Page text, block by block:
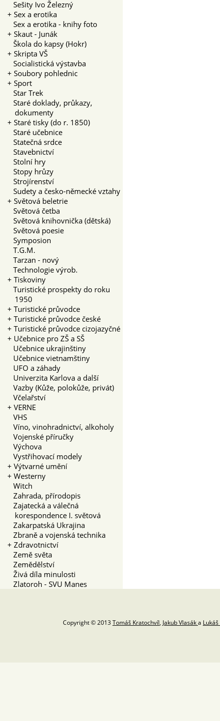
Sešity Ivo Železný
+ Sex a erotika
Sex a erotika - knihy foto
+ Skaut - Junák
Škola do kapsy (Hokr)
+ Skripta VŠ
Socialistická výstavba
+ Soubory pohlednic
+ Sport
Star Trek
Staré doklady, průkazy,
dokumenty
+ Staré tisky (do r. 1850)
Staré učebnice
Statečná srdce
Stavebnictví
Stolní hry
Stopy hrůzy
Strojírenství
Sudety a česko-německé vztahy
+ Světová beletrie
Světová četba
Světová knihovnička (dětská)
Světová poesie
Symposion
T.G.M.
Tarzan - nový
Technologie výrob.
+ Tiskoviny
Turistické prospekty do roku
1950
+ Turistické průvodce
+ Turistické průvodce české
+ Turistické průvodce cizojazyčné
+ Učebnice pro ZŠ a SŠ
Učebnice ukrajinštiny
Učebnice vietnamštiny
UFO a záhady
Univerzita Karlova a další
Vazby (Kůže, polokůže, privát)
Včelařství
+ VERNE
VHS
Víno, vinohradnictví, alkoholy
Vojenské příručky
Výchova
Vystřihovací modely
+ Výtvarné umění
+ Westerny
Witch
Zahrada, přírodopis
Zajatecká a válečná
korespondence I. světová
Zakarpatská Ukrajina
Zbraně a vojenská technika
+ Zdravotnictví
Země světa
Zemědělství
Živá díla minulosti
Zlatoroh - SVU Manes
Copyright © 2013Tomáš Kratochvíl, Jakub Vlasáka